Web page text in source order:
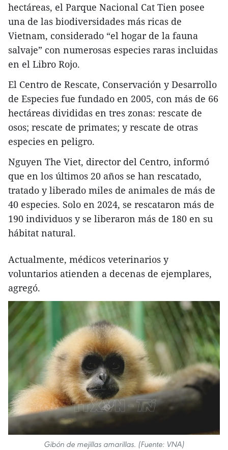
hectáreas, el Parque Nacional Cat Tien posee
una de las biodiversidades más ricas de
Vietnam, considerado “el hogar de la fauna
salvaje” con numerosas especies raras incluidas
en el Libro Rojo.
El Centro de Rescate, Conservación y Desarrollo
de Especies fue fundado en 2005, con más de 66
hectáreas divididas en tres zonas: rescate de
osos; rescate de primates; y rescate de otras
especies en peligro.
Nguyen The Viet, director del Centro, informó
que en los últimos 20 años se han rescatado,
tratado y liberado miles de animales de más de
40 especies. Solo en 2024, se rescataron más de
190 individuos y se liberaron más de 180 en su
hábitat natural.
Actualmente, médicos veterinarios y
voluntarios atienden a decenas de ejemplares,
agregó.
Gibón de mejillas amarillas. (Fuente: VNA)